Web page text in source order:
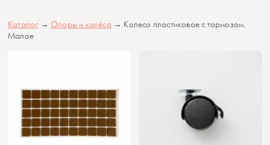
Каталог →Опоры и колёса → Колесо пластиковое с тормозом.
Малое